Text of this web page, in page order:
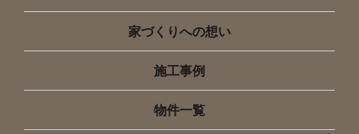
家づくりへの想い
施工事例
物件一覧